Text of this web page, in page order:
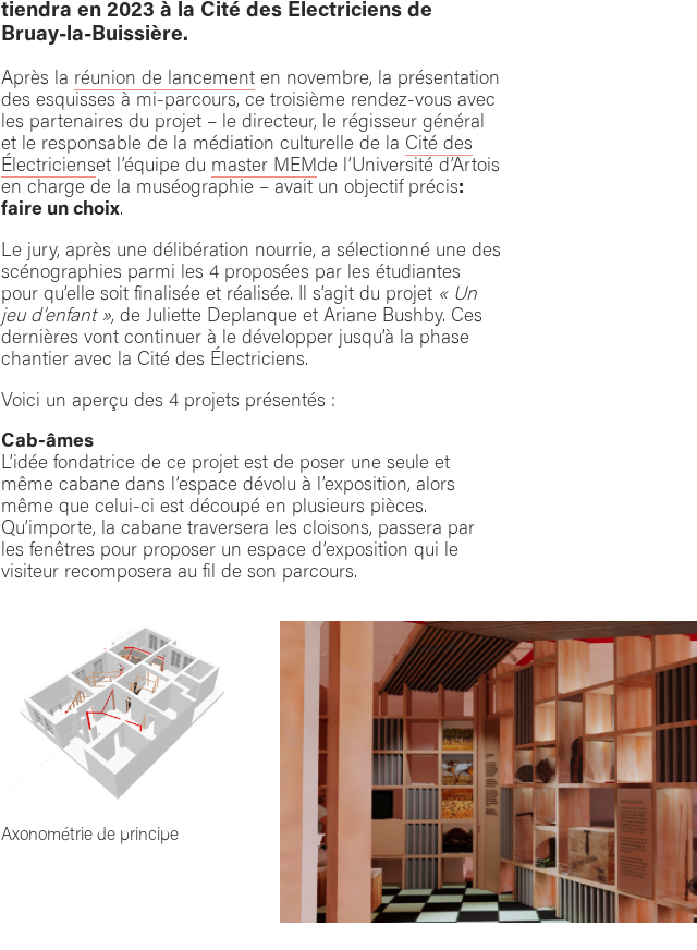
tiendra en 2023 à la Cité des Électriciens de
Bruay-la-Buissière.
Après la réunion de lancement en novembre, la présentation
des esquisses à mi-parcours, ce troisième rendez-vous avec
les partenaires du projet – le directeur, le régisseur général
et le responsable de la médiation culturelle de la Cité des
Électricienset l’équipe du master MEMde l’Université d’Artois
en charge de la muséographie – avait un objectif précis:
faire un choix.
Le jury, après une délibération nourrie, a sélectionné une des
scénographies parmi les 4 proposées par les étudiantes
pour qu’elle soit finalisée et réalisée. Il s’agit du projet « Un
jeu d’enfant », de Juliette Deplanque et Ariane Bushby. Ces
dernières vont continuer à le développer jusqu’à la phase
chantier avec la Cité des Électriciens.
Voici un aperçu des 4 projets présentés :
Cab-âmes
L’idée fondatrice de ce projet est de poser une seule et
même cabane dans l’espace dévolu à l’exposition, alors
même que celui-ci est découpé en plusieurs pièces.
Qu’importe, la cabane traversera les cloisons, passera par
les fenêtres pour proposer un espace d’exposition qui le
visiteur recomposera au fil de son parcours.
Axonométrie de principe